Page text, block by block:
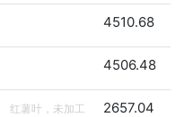
4510.68
4506.48
红薯叶，未加工
2657.04